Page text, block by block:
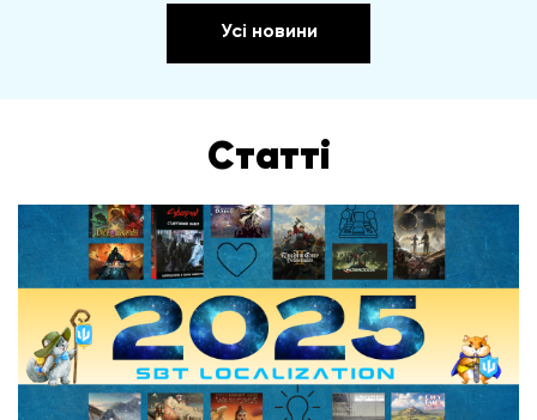
Усі новини
Статті